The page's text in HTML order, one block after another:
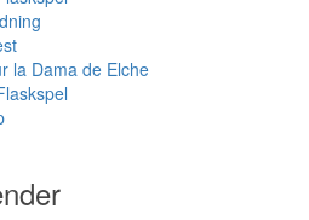
la Dama de Elche